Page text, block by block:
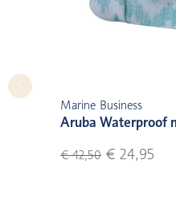
Marine Business
Aruba Waterproof
€ 42,50 € 24,95